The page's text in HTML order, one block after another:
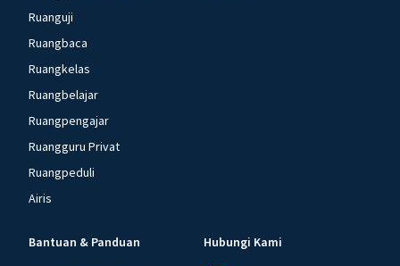
Ruanguji
Ruangbaca
Ruangkelas
Ruangbelajar
Ruangpengajar
Ruangguru Privat
Ruangpeduli
Airis
Bantuan & Panduan Hubungi Kami